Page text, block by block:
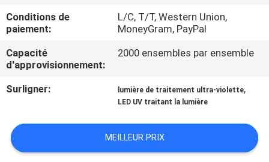
NOUS
NOUVELLES
DEMANDEZ
CITATION
Conditions de
paiement:
L/C, T/T, Western Union,
MoneyGram, PayPal
Capacité
d'approvisionnement:
2000 ensembles par ensemble
Surligner: lumière de traitement ultra-violette,
LED UV traitant la lumière
MEILLEUR PRIX